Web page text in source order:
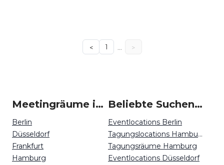
< 1 … >
Meetingräume in Deutschland
Berlin
Düsseldorf
Frankfurt
Hamburg
Beliebte Suchen auf Event Inc
Eventlocations Berlin
Tagungslocations Hamburg
Tagungsräume Hamburg
Eventlocations Düsseldorf